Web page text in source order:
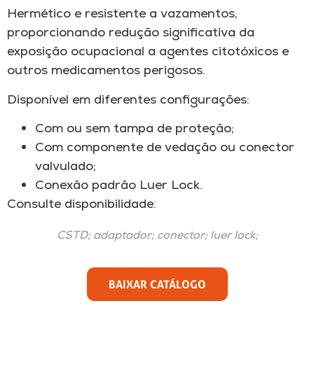
Hermético e resistente a vazamentos,
proporcionando redução significativa da
exposição ocupacional a agentes citotóxicos e
outros medicamentos perigosos.
Disponível em diferentes configurações:
Com ou sem tampa de proteção;
Com componente de vedação ou conector
valvulado;
Conexão padrão Luer Lock.
Consulte disponibilidade.
CSTD; adaptador; conector; luer lock;
BAIXAR CATÁLOGO